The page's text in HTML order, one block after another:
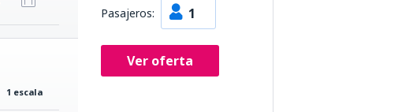
Pasajeros: 1
Ver oferta
1 escala